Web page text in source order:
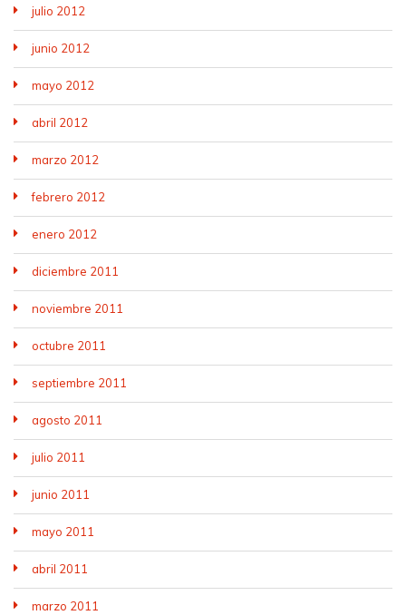
julio 2012
junio 2012
mayo 2012
abril 2012
marzo 2012
febrero 2012
enero 2012
diciembre 2011
noviembre 2011
octubre 2011
septiembre 2011
agosto 2011
julio 2011
junio 2011
mayo 2011
abril 2011
marzo 2011